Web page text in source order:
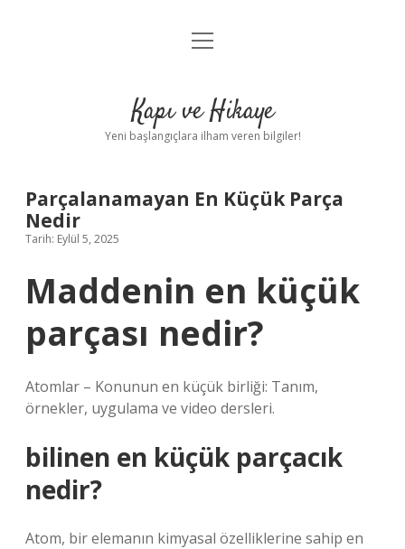
Anasayfa
Yasal Uyarı
menüyü
Kapı ve Hikaye
Yeni başlangıçlara ilham veren bilgiler!
Parçalanamayan En Küçük Parça
Nedir
Tarih: Eylül 5, 2025
Maddenin en küçük
parçası nedir?
Atomlar – Konunun en küçük birliği: Tanım,
örnekler, uygulama ve video dersleri.
bilinen en küçük parçacık
nedir?
Atom, bir elemanın kimyasal özelliklerine sahip en